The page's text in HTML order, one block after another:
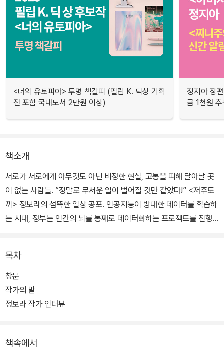
<너의 유토피아> 투명 책갈피 (필립 K. 딕상 기획
전 포함 국내도서 2만원 이상)
정지아 장
금 1천원
책소개
서로가 서로에게 아무것도 아닌 비정한 현실, 고통을 피해 달아날 곳
이 없는 사람들. “정말로 무서운 일이 벌어질 것만 같았다!” <저주토
끼> 정보라의 섬뜩한 일상 공포. 인공지능이 방대한 데이터를 학습하
는 시대, 정부는 인간의 뇌를 통째로 데이터화하는 프로젝트를 진행
달리 갈 곳이 없던 ‘나’는 공짜로 재워주고 돈도 준다는 이유만으로 프
로젝트에 참여하기로 결정하고, 산골짜기 한가운데에 위치한 기계학
습센터에 입주한다. 하루 여덟 시간씩 꾸준히 뇌 속 정보를 업로드하
목차
창문
작가의 말
정보라 작가 인터뷰
책속에서